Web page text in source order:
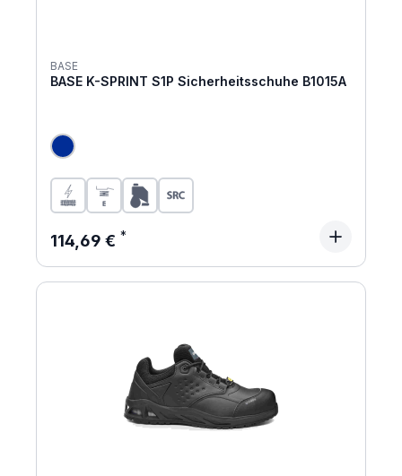
BASE
BASE K-SPRINT S1P Sicherheitsschuhe B1015A
Regulärer Preis:
114,69 €